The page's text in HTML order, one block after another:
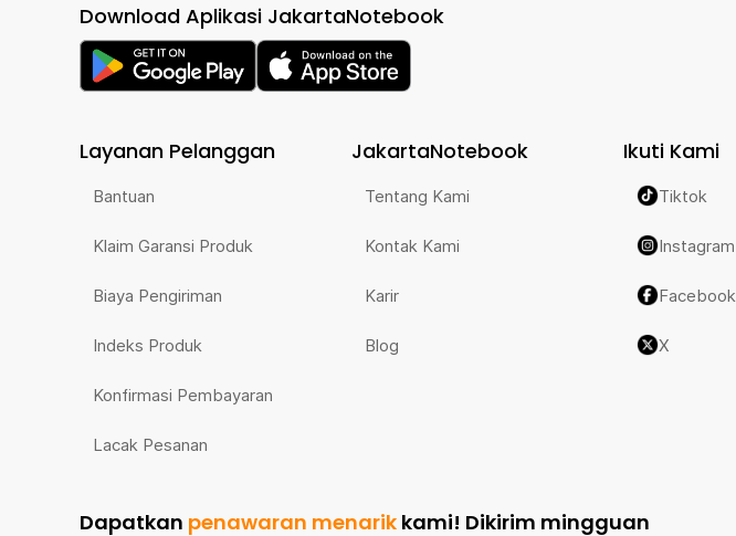
Download Aplikasi JakartaNotebook
Layanan Pelanggan
Bantuan
Klaim Garansi Produk
Biaya Pengiriman
Indeks Produk
Konfirmasi Pembayaran
Lacak Pesanan
JakartaNotebook
Tentang Kami
Kontak Kami
Karir
Blog
Ikuti Kami
Tiktok
Instagram
Facebook
X
Dapatkan penawaran menarik kami! Dikirim mingguan